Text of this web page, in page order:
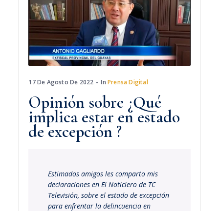
17 De Agosto De 2022 InPrensa Digital
Opinión sobre ¿Qué
implica estar en estado
de excepción ?
Estimados amigos les comparto mis
declaraciones en El Noticiero de TC
Televisión, sobre el estado de excepción
para enfrentar la delincuencia en